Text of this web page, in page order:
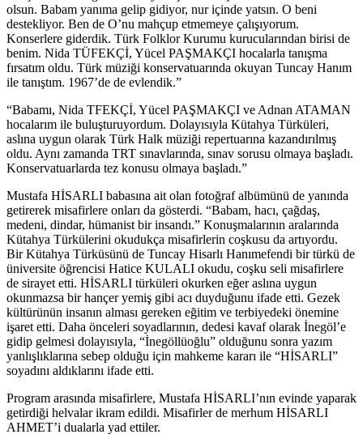
olsun. Babam yanıma gelip gidiyor, nur içinde yatsın. O beni
destekliyor. Ben de O’nu mahçup etmemeye çalışıyorum.
Konserlere giderdik. Türk Folklor Kurumu kurucularından birisi de
benim. Nida TÜFEKÇİ, Yücel PAŞMAKÇI hocalarla tanışma
fırsatım oldu. Türk müziği konservatuarında okuyan Tuncay Hanım
ile tanıştım. 1967’de de evlendik.”
“Babamı, Nida TFEKÇİ, Yücel PAŞMAKÇI ve Adnan ATAMAN
hocalarım ile buluşturuyordum. Dolayısıyla Kütahya Türküleri,
aslına uygun olarak Türk Halk müziği repertuarına kazandırılmış
oldu. Aynı zamanda TRT sınavlarında, sınav sorusu olmaya başladı.
Konservatuarlarda tez konusu olmaya başladı.”
Mustafa HİSARLI babasına ait olan fotoğraf albümünü de yanında
getirerek misafirlere onları da gösterdi. “Babam, hacı, çağdaş,
medeni, dindar, hümanist bir insandı.” Konuşmalarının aralarında
Kütahya Türkülerini okudukça misafirlerin coşkusu da artıyordu.
Bir Kütahya Türküsünü de Tuncay Hisarlı Hanımefendi bir türkü de
üniversite öğrencisi Hatice KULALI okudu, coşku seli misafirlere
de sirayet etti. HİSARLI türküleri okurken eğer aslına uygun
okunmazsa bir hançer yemiş gibi acı duyduğunu ifade etti. Gezek
kültürünün insanın alması gereken eğitim ve terbiyedeki önemine
işaret etti. Daha önceleri soyadlarının, dedesi kavaf olarak İnegöl’e
gidip gelmesi dolayısıyla, “İnegöllüoğlu” olduğunu sonra yazım
yanlışlıklarına sebep olduğu için mahkeme kararı ile “HİSARLI”
soyadını aldıklarını ifade etti.
Program arasında misafirlere, Mustafa HİSARLI’nın evinde yaparak
getirdiği helvalar ikram edildi. Misafirler de merhum HİSARLI
AHMET’i dualarla yad ettiler.